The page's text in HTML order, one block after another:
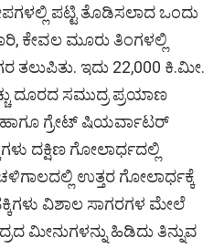
ಪಟ್ಟಿ ತೊಡಿಸಲಾದ ಒಂದು
ಕೇವಲ ಮೂರು ತಿಂಗಳಲ್ಲಿ
ತಲುಪಿತು. ಇದು 22,000 ಕಿ.ಮೀ.
ದೂರದ ಸಮುದ್ರ ಪ್ರಯಾಣ
ಹಾಗೂ ಗ್ರೇಟ್‌ ಷಿಯರ್ವಾಟರ್
ದಕ್ಷಿಣ ಗೋಲಾರ್ಧದಲ್ಲಿ
ಉತ್ತರ ಗೋಲಾರ್ಧಕ್ಕೆ
ವಿಶಾಲ ಸಾಗರಗಳ ಮೇಲೆ
ಮೀನುಗಳನ್ನು ಹಿಡಿದು ತಿನ್ನುವ